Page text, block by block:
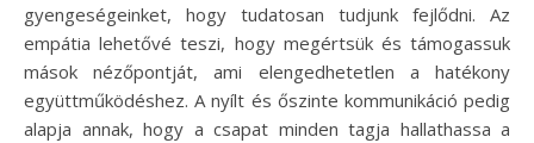
gyengeségeinket, hogy tudatosan tudjunk fejlődni. Az
empátia lehetővé teszi, hogy megértsük és támogassuk
mások nézőpontját, ami elengedhetetlen a hatékony
együttműködéshez. A nyílt és őszinte kommunikáció pedig
alapja annak, hogy a csapat minden tagja hallathassa a